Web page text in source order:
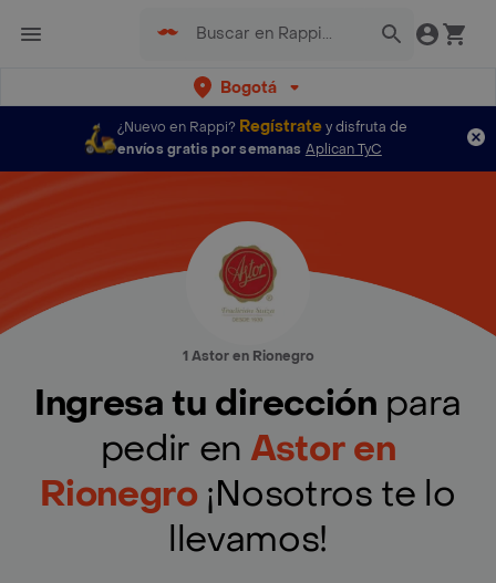
Bogotá
¿Nuevo en Rappi? Regístratey disfruta de
envíos gratis por semanas Aplican TyC
1 Astor en Rionegro
Ingresa tu dirección para
pedir en Astor en
Rionegro ¡Nosotros te lo
llevamos!